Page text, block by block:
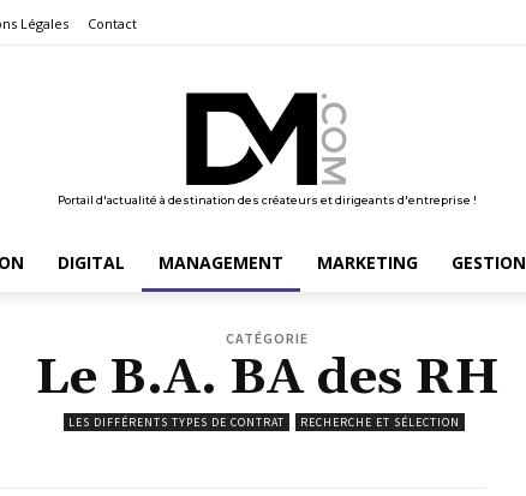
Légales Contact
Portail d'actualité à destination des créateurs et dirigeants d'entreprise !
DIGITAL MANAGEMENT MARKETING GESTION
CATÉGORIE
Le B.A. BA des RH
LES DIFFÉRENTS TYPES DE CONTRAT RECHERCHE ET SÉLECTION